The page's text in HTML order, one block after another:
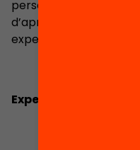
personalment i
d’aprenentatge
experiència en l’àmbit
Experiència